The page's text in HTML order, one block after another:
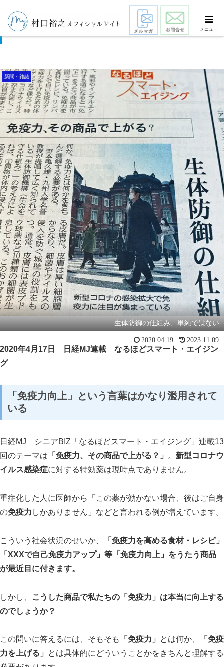
スマート・エイジング
免疫力、その商品で上がる？
新聞・雑誌
生体防御の仕組み、単純ではない
2020.04.19 2023.11.09
2020年4月17日 日経MJ連載 なるほどスマート・エイジン
グ
「免疫力向上」
という言葉はかなり濫用されて
いる
日経MJ シニアBIZ「なるほどスマート・エイジング」連載13
回のテーマは 「免疫力、その商品で上がる？」 。 新型コロナウ
イルス感染症に対する特効薬は現時点でありません。
重症化した人に医師から「この薬が効かない場合、後はご自身
の免疫力 しかありません」などと言われる例が増えています。
こういう社会状況のせいか、
「免疫力を高める食材・レシピ」
「XXXで自己免疫力アップ」等「免疫力向上」をうたう商品
が最近目に付きます。
しかし、
こうした商品で私たちの「免疫力」は本当に向上する
のでしょうか？
この問いに答えるには、そもそも 「免疫力」 とは何か、
「免疫
力を上げる」
とは具体的にどういうことかをきちんと理解する
メニュー